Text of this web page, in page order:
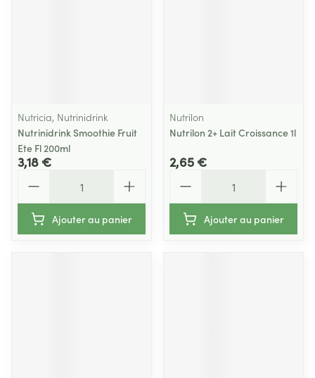
Nutricia, Nutrinidrink
Nutrinidrink Smoothie Fruit
Ete Fl 200ml
3,18 €
Ajouter au panier
Nutrilon
Nutrilon 2+ Lait Croissance 1l
2,65 €
Ajouter au panier